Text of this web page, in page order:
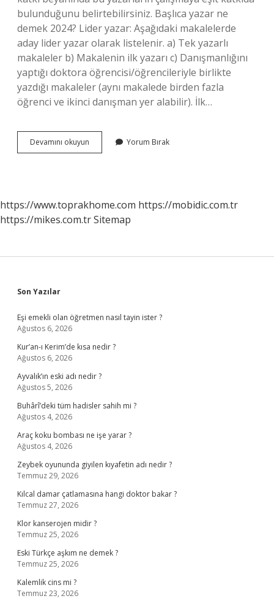
bulunduğunu belirtebilirsiniz. Başlıca yazar ne
demek 2024? Lider yazar: Aşağıdaki makalelerde
aday lider yazar olarak listelenir. a) Tek yazarlı
makaleler b) Makalenin ilk yazarı c) Danışmanlığını
yaptığı doktora öğrencisi/öğrencileriyle birlikte
yazdığı makaleler (aynı makalede birden fazla
öğrenci ve ikinci danışman yer alabilir). İlk…
Devamını okuyun
Yazar
Yorum Bırak
https://www.toprakhome.com https://mobidic.com.tr
https://mikes.com.trSitemap
Sidebar
Son Yazılar
Eşi emekli olan öğretmen nasıl tayin ister ?
Ağustos 6, 2026
Kur’an-ı Kerim’de kısa nedir ?
Ağustos 6, 2026
Ayvalık’ın eski adı nedir ?
Ağustos 5, 2026
Buhârî’deki tüm hadisler sahih mi ?
Ağustos 4, 2026
Araç koku bombası ne işe yarar ?
Ağustos 4, 2026
Zeybek oyununda giyilen kıyafetin adı nedir ?
Temmuz 29, 2026
Kılcal damar çatlamasına hangi doktor bakar ?
Temmuz 27, 2026
Klor kanserojen midir ?
Temmuz 25, 2026
Eski Türkçe aşkım ne demek ?
Temmuz 25, 2026
Kalemlik cins mi ?
Temmuz 23, 2026